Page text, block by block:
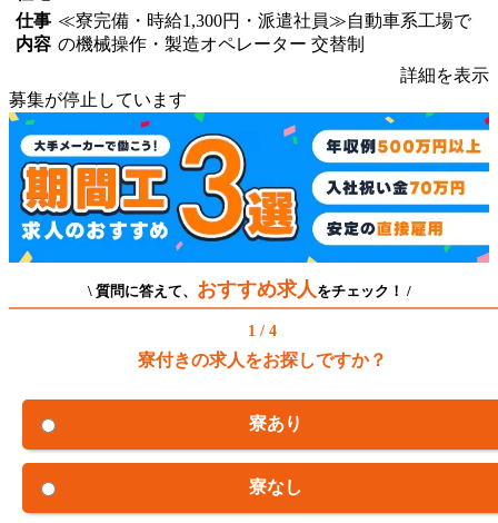
仕事
内容
≪寮完備・時給1,300円・派遣社員≫自動車系工場で
の機械操作・製造オペレーター 交替制
詳細を表示
募集が停止しています
\ 質問に答えて、 おすすめ求人 をチェック！ /
1 / 4
寮付きの求人をお探しですか？
寮あり
寮なし